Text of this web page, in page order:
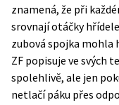
znamená, že při
srovnají otáčky
zubová spojka mohla
ZF popisuje ve svých
spolehlivě, ale jen
netlačí páku přes